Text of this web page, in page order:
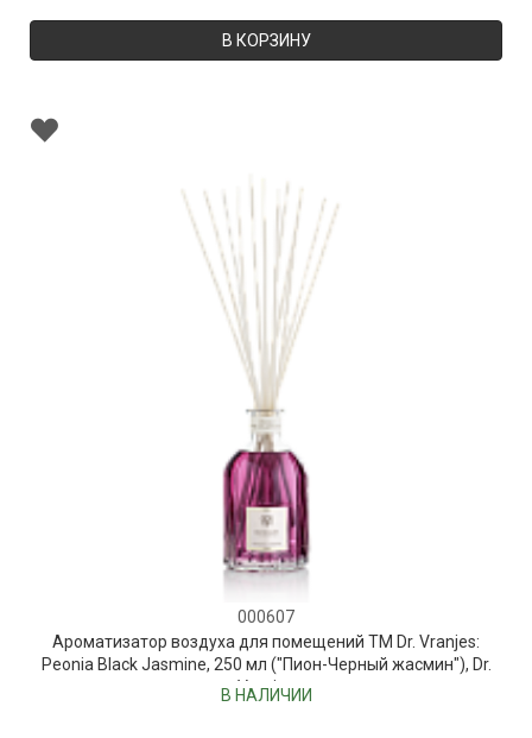
В КОРЗИНУ
000607
Ароматизатор воздуха для помещений ТМ Dr. Vranjes:
Peonia Black Jasmine, 250 мл ("Пион-Черный жасмин"), Dr.
Vranjes
В НАЛИЧИИ